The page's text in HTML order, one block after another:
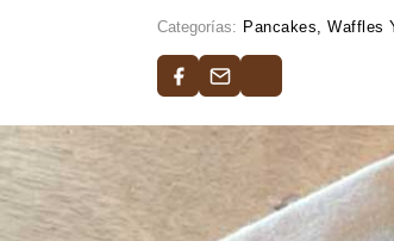
Categorías: Pancakes, Waffles